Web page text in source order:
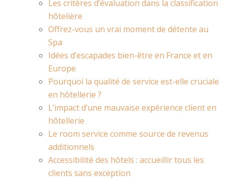
Les critères d’évaluation dans la classification
hôtelière
Offrez-vous un vrai moment de détente au
Spa
Idées d’escapades bien-être en France et en
Europe
Pourquoi la qualité de service est-elle cruciale
en hôtellerie ?
L’impact d’une mauvaise expérience client en
hôtellerie
Le room service comme source de revenus
additionnels
Accessibilité des hôtels : accueillir tous les
clients sans exception